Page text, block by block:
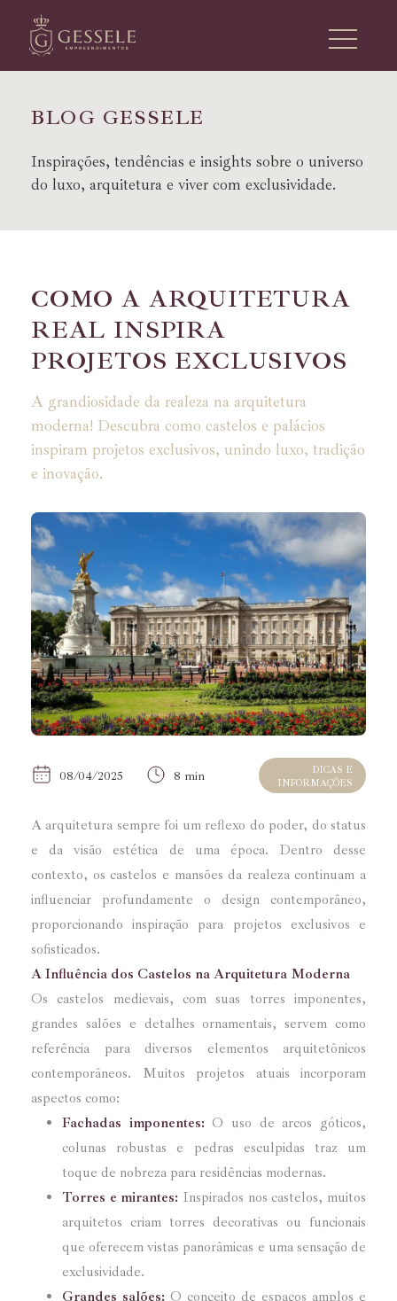
BLOG GESSELE
Inspirações, tendências e insights sobre o universo
do luxo, arquitetura e viver com exclusividade.
COMO A ARQUITETURA
REAL INSPIRA
PROJETOS EXCLUSIVOS
A grandiosidade da realeza na arquitetura
moderna! Descubra como castelos e palácios
inspiram projetos exclusivos, unindo luxo, tradição
e inovação.
08/04/2025 8 min
DICAS E
INFORMAÇÕES
A arquitetura sempre foi um reflexo do poder, do status
e da visão estética de uma época. Dentro desse
contexto, os castelos e mansões da realeza continuam a
influenciar profundamente o design contemporâneo,
proporcionando inspiração para projetos exclusivos e
sofisticados.
A Influência dos Castelos na Arquitetura Moderna
Os castelos medievais, com suas torres imponentes,
grandes salões e detalhes ornamentais, servem como
referência para diversos elementos arquitetônicos
contemporâneos. Muitos projetos atuais incorporam
aspectos como:
Fachadas imponentes: O uso de arcos góticos,
colunas robustas e pedras esculpidas traz um
toque de nobreza para residências modernas.
Torres e mirantes: Inspirados nos castelos, muitos
arquitetos criam torres decorativas ou funcionais
que oferecem vistas panorâmicas e uma sensação de
exclusividade.
Grandes salões: O conceito de espaços amplos e